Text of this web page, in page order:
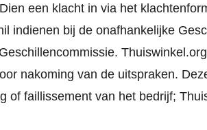
een klacht in via het
indienen bij de onafhankelijke
nakoming van de uitspraken.
of faillissement van het bedrijf;